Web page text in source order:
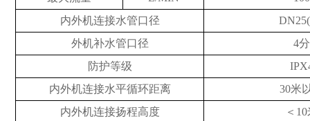
内外机连接水管口径
外机补水管口径
4分
防护等级
内外机连接水平循环距离
30米
内外机连接扬程高度
＜